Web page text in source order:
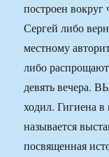
построен
Сергей либо
местному
либо
девять вечера.
ходил. Гигиена
называется
посвященная